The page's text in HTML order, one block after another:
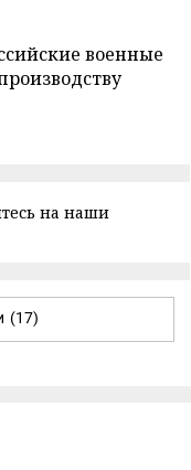
военные
на наши
(17)